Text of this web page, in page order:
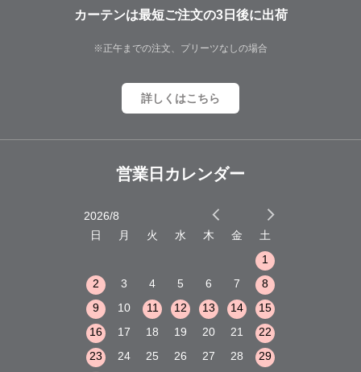
カーテンは最短ご注文の3日後に出荷
※正午までの注文、プリーツなしの場合
詳しくはこちら
営業日カレンダー
2026/8
日
月 火 水 木 金
土
1
2
3 4 5 6 7
8
9
10 11 12 13 14
15
16
17 18 19 20 21
22
23
24 25 26 27 28
29